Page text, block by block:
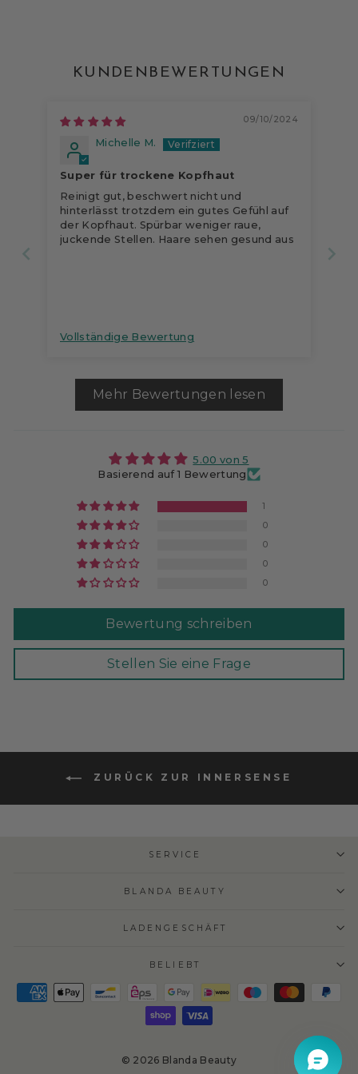
KUNDENBEWERTUNGEN
09/10/2024
Michelle M.
Super für trockene Kopfhaut
Reinigt gut, beschwert nicht und
hinterlässt trotzdem ein gutes Gefühl auf
der Kopfhaut. Spürbar weniger raue,
juckende Stellen. Haare sehen gesund aus
Vollständige Bewertung
Mehr Bewertungen lesen
5.00 von 5
Basierend auf 1 Bewertung
1
0
0
0
0
Bewertung schreiben
Stellen Sie eine Frage
ZURÜCK ZUR INNERSENSE
SERVICE
BLANDA BEAUTY
LADENGESCHÄFT
BELIEBT
© 2026 Blanda Beauty